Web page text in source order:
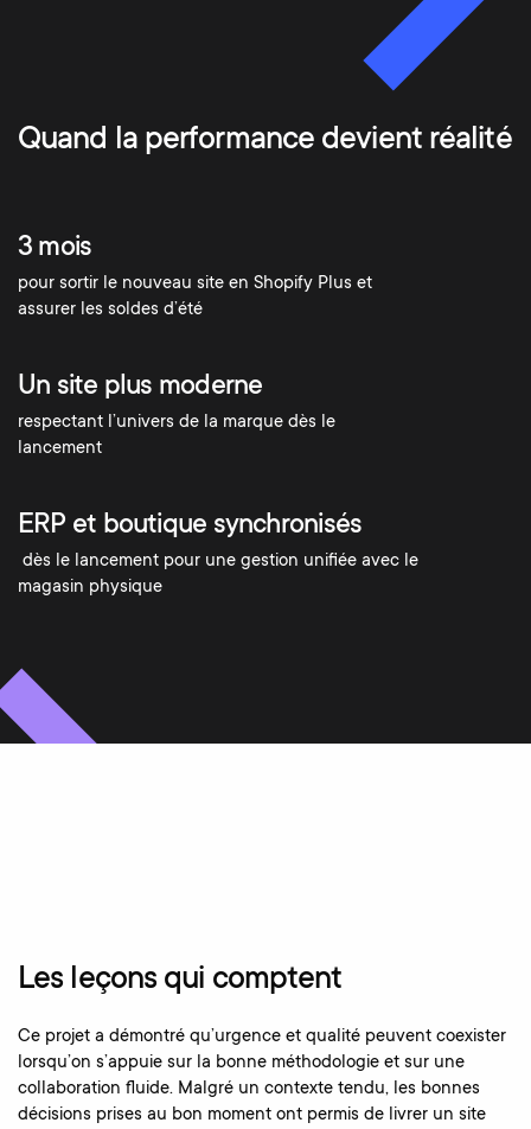
Quand la performance devient réalité
3 mois
pour sortir le nouveau site en Shopify Plus et
assurer les soldes d’été
Un site plus moderne
respectant l’univers de la marque dès le
lancement
ERP et boutique synchronisés
dès le lancement pour une gestion unifiée avec le
magasin physique
Les leçons qui comptent
Ce projet a démontré qu’urgence et qualité peuvent coexister
lorsqu’on s’appuie sur la bonne méthodologie et sur une
collaboration fluide. Malgré un contexte tendu, les bonnes
décisions prises au bon moment ont permis de livrer un site